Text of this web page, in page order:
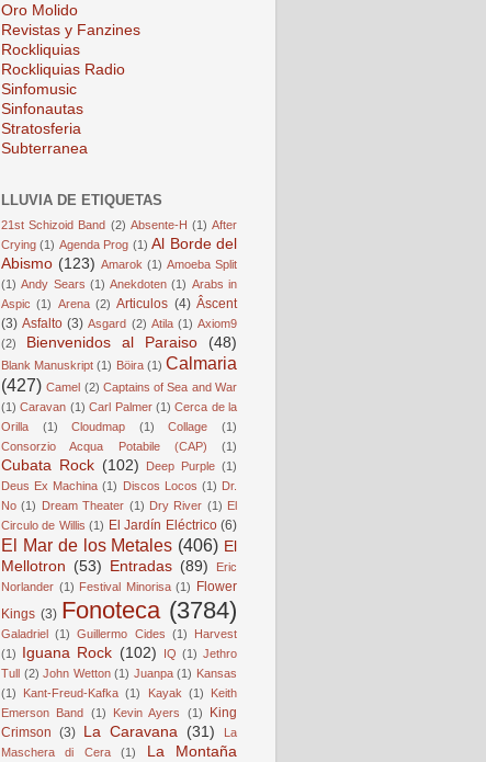
Oro Molido
Revistas y Fanzines
Rockliquias
Rockliquias Radio
Sinfomusic
Sinfonautas
Stratosferia
Subterranea
LLUVIA DE ETIQUETAS
21st Schizoid Band (2) Absente-H (1) After
Crying (1) Agenda Prog (1) Al Borde del
Abismo (123) Amarok (1) Amoeba Split
(1) Andy Sears (1) Anekdoten (1) Arabs in
Aspic (1) Arena (2) Articulos (4) Âscent
(3) Asfalto (3) Asgard (2) Atila (1) Axiom9
(2)
Bienvenidos al Paraiso (48)
Blank Manuskript (1) Böira (1) Calmaria
(427) Camel (2) Captains of Sea and War
(1) Caravan (1) Carl Palmer (1) Cerca de la
Orilla
(1) Cloudmap (1) Collage
(1)
Consorzio Acqua Potabile (CAP)
(1)
Cubata Rock (102) Deep Purple (1)
Deus Ex Machina (1) Discos Locos (1) Dr.
No (1) Dream Theater (1) Dry River (1) El
Circulo de Willis (1) El Jardín Eléctrico (6)
El Mar de los Metales (406) El
Mellotron (53) Entradas (89)
Eric
Norlander (1) Festival Minorisa (1)
Flower
Kings (3) Fonoteca (3784)
Galadriel (1) Guillermo Cides (1)
Harvest
(1)
Iguana Rock (102) IQ (1) Jethro
Tull (2) John Wetton (1) Juanpa (1) Kansas
(1)
Kant-Freud-Kafka (1) Kayak (1)
Keith
Emerson Band (1) Kevin Ayers (1)
King
Crimson (3) La Caravana (31)
La
Maschera di Cera
(1)
La Montaña